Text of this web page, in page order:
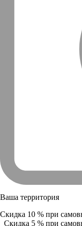
Ваша территория
Скидка 10 % при
Скидка 5 % при